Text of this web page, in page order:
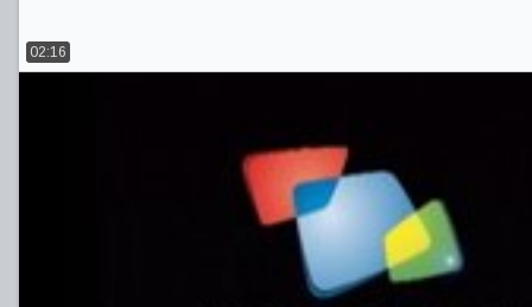
02:16